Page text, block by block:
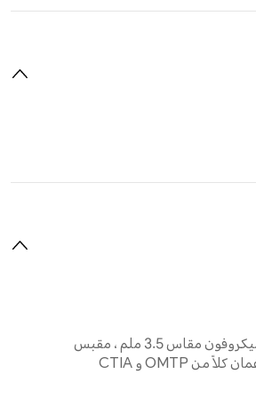
سماعة رأس وميكروفون مقاس 3.5 ملم ، مقبس